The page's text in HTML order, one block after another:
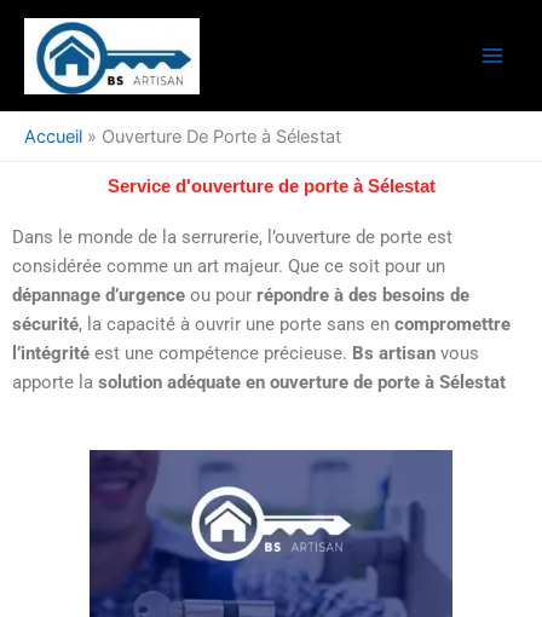
Aller
contenu
Accueil » Ouverture De Porte à Sélestat
Service d'ouverture de porte à Sélestat
Dans le monde de la serrurerie, l’ouverture de porte est
considérée comme un art majeur. Que ce soit pour un
dépannage d’urgence ou pour répondre à des besoins de
sécurité, la capacité à ouvrir une porte sans en compromettre
l’intégrité est une compétence précieuse. Bs artisan vous
apporte la solution adéquate en ouverture de porte à Sélestat